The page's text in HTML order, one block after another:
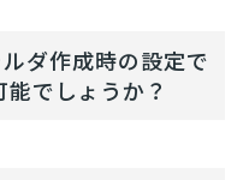
ダ作成時の設定で
でしょうか？